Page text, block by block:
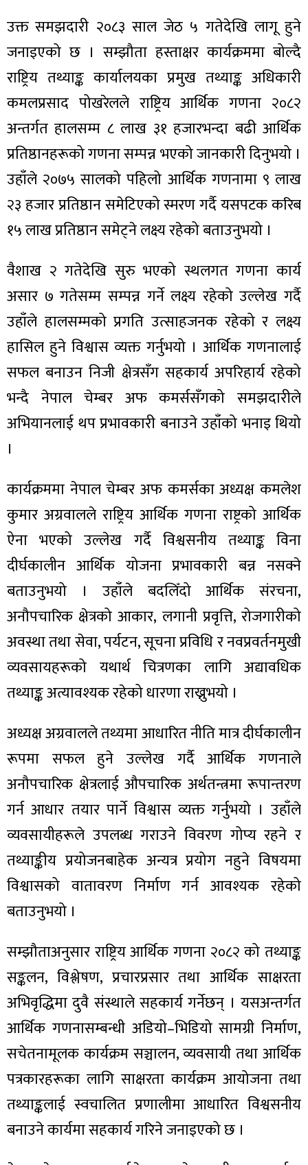
उक्त समझदारी २०८३ साल जेठ ५ गतेदेखि लागू हुने
जनाइएको छ । सम्झौता हस्ताक्षर कार्यक्रममा बोल्दै
राष्ट्रिय तथ्याङ्क कार्यालयका प्रमुख तथ्याङ्क अधिकारी
कमलप्रसाद पोखरेलले राष्ट्रिय आर्थिक गणना २०८२
अन्तर्गत हालसम्म ८ लाख ३१ हजारभन्दा बढी आर्थिक
प्रतिष्ठानहरूको गणना सम्पन्न भएको जानकारी दिनुभयो ।
उहाँले २०७५ सालको पहिलो आर्थिक गणनामा ९ लाख
२३ हजार प्रतिष्ठान समेटिएको स्मरण गर्दै यसपटक करिब
१५ लाख प्रतिष्ठान समेट्ने लक्ष्य रहेको बताउनुभयो ।
वैशाख २ गतेदेखि सुरु भएको स्थलगत गणना कार्य
असार ७ गतेसम्म सम्पन्न गर्ने लक्ष्य रहेको उल्लेख गर्दै
उहाँले हालसम्मको प्रगति उत्साहजनक रहेको र लक्ष्य
हासिल हुने विश्वास व्यक्त गर्नुभयो । आर्थिक गणनालाई
सफल बनाउन निजी क्षेत्रसँग सहकार्य अपरिहार्य रहेको
भन्दै नेपाल चेम्बर अफ कमर्ससँगको समझदारीले
अभियानलाई थप प्रभावकारी बनाउने उहाँको भनाइ थियो
।
कार्यक्रममा नेपाल चेम्बर अफ कमर्सका अध्यक्ष कमलेश
कुमार अग्रवालले राष्ट्रिय आर्थिक गणना राष्ट्रको आर्थिक
ऐना भएको उल्लेख गर्दै विश्वसनीय तथ्याङ्क विना
दीर्घकालीन आर्थिक योजना प्रभावकारी बन्न नसक्ने
बताउनुभयो । उहाँले बदलिँदो आर्थिक संरचना,
अनौपचारिक क्षेत्रको आकार, लगानी प्रवृत्ति, रोजगारीको
अवस्था तथा सेवा, पर्यटन, सूचना प्रविधि र नवप्रवर्तनमुखी
व्यवसायहरूको यथार्थ चित्रणका लागि अद्यावधिक
तथ्याङ्क अत्यावश्यक रहेको धारणा राख्नुभयो ।
अध्यक्ष अग्रवालले तथ्यमा आधारित नीति मात्र दीर्घकालीन
रूपमा सफल हुने उल्लेख गर्दै आर्थिक गणनाले
अनौपचारिक क्षेत्रलाई औपचारिक अर्थतन्त्रमा रूपान्तरण
गर्न आधार तयार पार्ने विश्वास व्यक्त गर्नुभयो । उहाँले
व्यवसायीहरूले उपलब्ध गराउने विवरण गोप्य रहने र
तथ्याङ्कीय प्रयोजनबाहेक अन्यत्र प्रयोग नहुने विषयमा
विश्वासको वातावरण निर्माण गर्न आवश्यक रहेको
बताउनुभयो ।
सम्झौताअनुसार राष्ट्रिय आर्थिक गणना २०८२ को तथ्याङ्क
सङ्कलन, विश्लेषण, प्रचारप्रसार तथा आर्थिक साक्षरता
अभिवृद्धिमा दुवै संस्थाले सहकार्य गर्नेछन् । यसअन्तर्गत
आर्थिक गणनासम्बन्धी अडियो–भिडियो सामग्री निर्माण,
सचेतनामूलक कार्यक्रम सञ्चालन, व्यवसायी तथा आर्थिक
पत्रकारहरूका लागि साक्षरता कार्यक्रम आयोजना तथा
तथ्याङ्कलाई स्वचालित प्रणालीमा आधारित विश्वसनीय
बनाउने कार्यमा सहकार्य गरिने जनाइएको छ ।